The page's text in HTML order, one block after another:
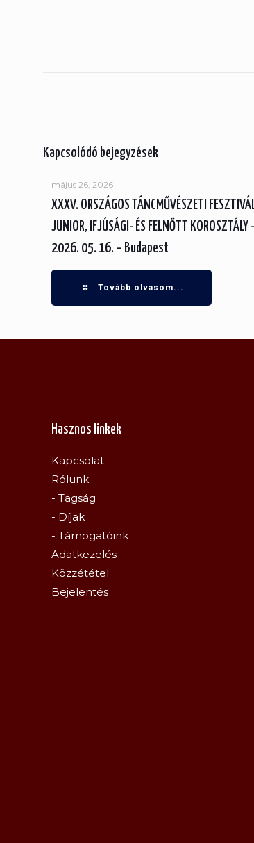
Kapcsolódó bejegyzések
május 26, 2026
XXXV. ORSZÁGOS TÁNCMŰVÉSZETI
JUNIOR, IFJÚSÁGI- ÉS FELNŐTT KOROSZTÁLY
2026. 05. 16. – Budapest
Tovább olvasom...
Hasznos linkek
Kapcsolat
Rólunk
- Tagság
- Díjak
- Támogatóink
Adatkezelés
Közzététel
Bejelentés